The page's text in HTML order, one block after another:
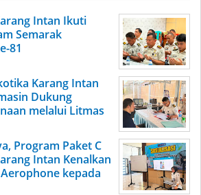
Intan Ikuti
Semarak
81
Karang Intan
Dukung
melalui Litmas
Program Paket C
Intan Kenalkan
kepada